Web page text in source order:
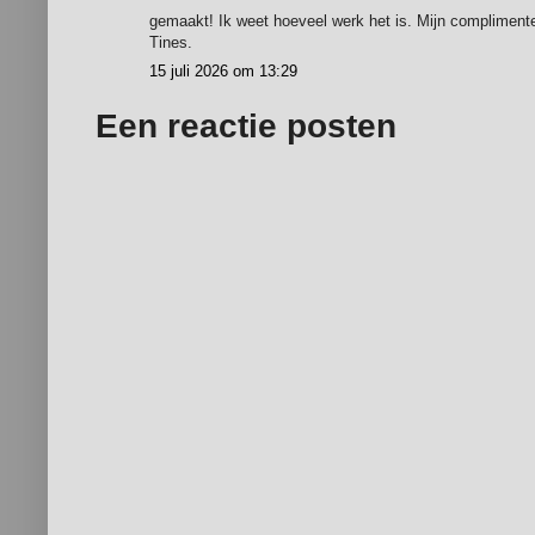
gemaakt! Ik weet hoeveel werk het is. Mijn
Tines.
15 juli 2026 om 13:29
Een reactie posten